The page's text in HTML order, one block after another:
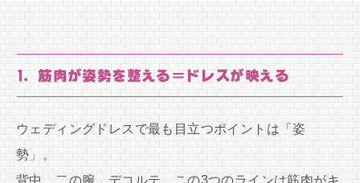
1. 筋肉が姿勢を整える＝ドレスが映える
ウェディングドレスで最も目立つポイントは「姿
勢」。
背中、二の腕、デコルテ、この3つのラインは筋肉がキ